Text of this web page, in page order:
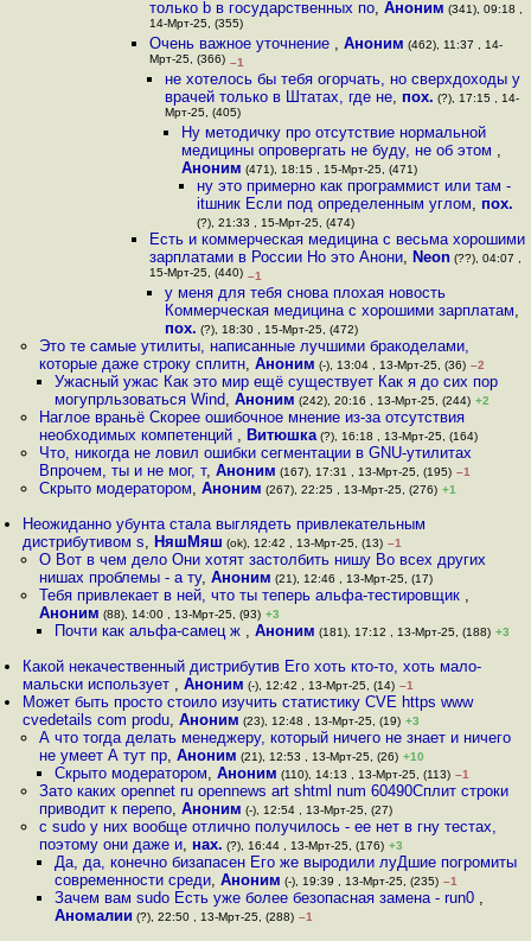
только b в государственных по, Аноним (341), 09:18 ,
14-Мрт-25, (355)
Очень важное уточнение , Аноним (462), 11:37 , 14-
Мрт-25, (366) –1
не хотелось бы тебя огорчать, но сверхдоходы у
врачей только в Штатах, где не, пох. (?), 17:15 , 14-
Мрт-25, (405)
Ну методичку про отсутствие нормальной
медицины опровергать не буду, не об этом ,
Аноним (471), 18:15 , 15-Мрт-25, (471)
ну это примерно как программист или там -
itшник Если под определенным углом, пох.
(?), 21:33 , 15-Мрт-25, (474)
Есть и коммерческая медицина с весьма хорошими
зарплатами в России Но это Анони, Neon(??), 04:07 ,
15-Мрт-25, (440) –1
у меня для тебя снова плохая новость
Коммерческая медицина с хорошими зарплатам,
пох. (?), 18:30 , 15-Мрт-25, (472)
Это те самые утилиты, написанные лучшими бракоделами,
которые даже строку сплитн, Аноним (-), 13:04 , 13-Мрт-25, (36) –2
Ужасный ужас Как это мир ещё существует Как я до сих пор
могупрльзоваться Wind, Аноним (242), 20:16 , 13-Мрт-25, (244) +2
Наглое враньё Скорее ошибочное мнение из-за отсутствия
необходимых компетенций , Витюшка(?), 16:18 , 13-Мрт-25, (164)
Что, никогда не ловил ошибки сегментации в GNU-утилитах
Впрочем, ты и не мог, т, Аноним (167), 17:31 , 13-Мрт-25, (195) –1
Скрыто модератором, Аноним (267), 22:25 , 13-Мрт-25, (276) +1
Неожиданно убунта стала выглядеть привлекательным
дистрибутивом s, НяшМяш (ok), 12:42 , 13-Мрт-25, (13) –1
О Вот в чем дело Они хотят застолбить нишу Во всех других
нишах проблемы - а ту, Аноним (21), 12:46 , 13-Мрт-25, (17)
Тебя привлекает в ней, что ты теперь альфа-тестировщик ,
Аноним (88), 14:00 , 13-Мрт-25, (93) +3
Почти как альфа-самец ж , Аноним (181), 17:12 , 13-Мрт-25, (188) +3
Какой некачественный дистрибутив Его хоть кто-то, хоть мало-
мальски использует ,Аноним (-), 12:42 , 13-Мрт-25, (14) –1
Может быть просто стоило изучить статистику CVE https www
cvedetails com produ,Аноним (23), 12:48 , 13-Мрт-25, (19) +3
А что тогда делать менеджеру, который ничего не знает и ничего
не умеет А тут пр, Аноним (21), 12:53 , 13-Мрт-25, (26) +10
Скрыто модератором, Аноним (110), 14:13 , 13-Мрт-25, (113) –1
Зато каких opennet ru opennews art shtml num 60490Сплит строки
приводит к перепо, Аноним (-), 12:54 , 13-Мрт-25, (27)
с sudo у них вообще отлично получилось - ее нет в гну тестах,
поэтому они даже и, нах. (?), 16:44 , 13-Мрт-25, (176) +3
Да, да, конечно бизапасен Его же выродили луДшие погромиты
современности среди, Аноним (-), 19:39 , 13-Мрт-25, (235) –1
Зачем вам sudo Есть уже более безопасная замена - run0 ,
Аномалии (?), 22:50 , 13-Мрт-25, (288) –1